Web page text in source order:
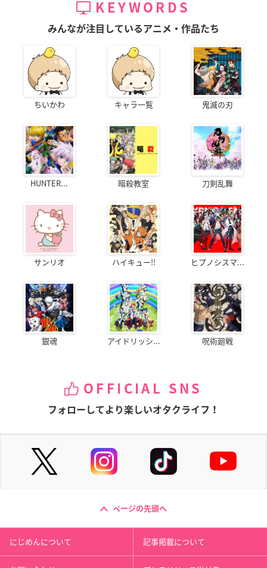
KEYWORDS
みんなが注目しているアニメ・作品たち
ちいかわ キャラ一覧 鬼滅の刃
HUNTER... 暗殺教室 刀剣乱舞
サンリオ ハイキュー!! ヒプノシスマ...
銀魂 アイドリッシ... 呪術廻戦
OFFICIAL SNS
フォローしてより楽しいオタクライフ！
ページの先頭へ
にじめんについて 記事掲載について